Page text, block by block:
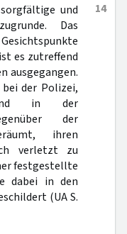
14
und
Das
es zutreffend
ausgegangen.
der Polizei,
und in der
der
ihren
verletzt zu
festgestellte
dabei in den
(UA S.